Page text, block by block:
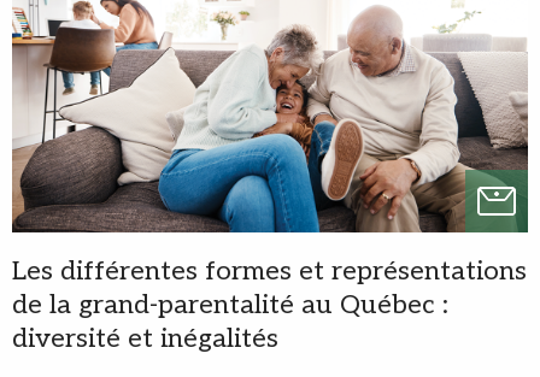
Les différentes formes et représentations
de la grand-parentalité au Québec :
diversité et inégalités